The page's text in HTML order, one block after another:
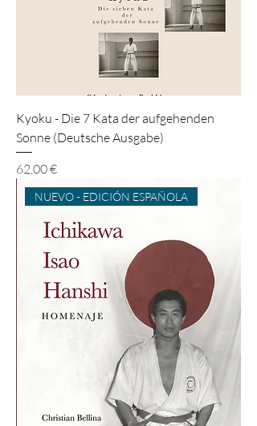
Kyoku - Die 7 Kata der aufgehenden
Sonne (Deutsche Ausgabe)
Preis
62,00 €
NUEVO - EDICIÓN ESPAÑOLA